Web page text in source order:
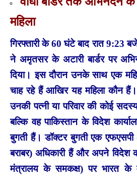
महिला
गिरफ्तारी के 60 घंटे बाद रात 9:23 बजे
ने अमृतसर के अटारी बार्डर पर
दिया। इस दौरान उनके साथ एक
चाह रहे हैं आखिर यह महिला कौन
उनकी पत्नी या परिवार की कोई
बल्कि वह पाकिस्तान के विदेश
बुगती हैं। डॉक्टर बुगती एक
बराबर) अधिकारी हैं और अपने विदेश
मंत्रालय के समकक्ष) पर भारत के